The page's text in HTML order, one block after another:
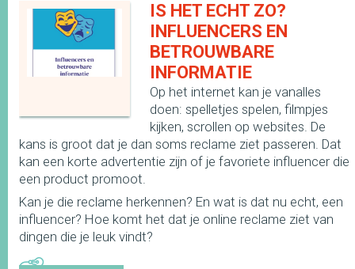
IS HET ECHT ZO?
INFLUENCERS EN
BETROUWBARE
INFORMATIE
Op het internet kan je vanalles
doen: spelletjes spelen, filmpjes
kijken, scrollen op websites. De
kans is groot dat je dan soms reclame ziet passeren. Dat
kan een korte advertentie zijn of je favoriete influencer die
een product promoot.
Kan je die reclame herkennen? En wat is dat nu echt, een
influencer? Hoe komt het dat je online reclame ziet van
dingen die je leuk vindt?